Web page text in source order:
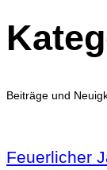
Navigation
umschalten
Beiträge und
Feuerlicher